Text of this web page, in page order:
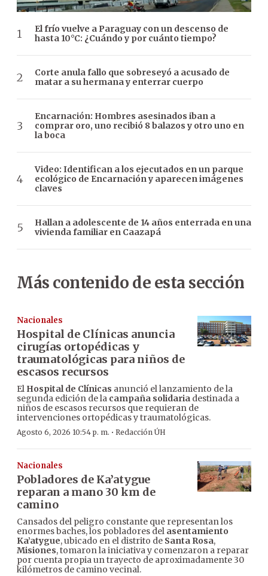
El frío vuelve a Paraguay con un descenso de
hasta 10°C: ¿Cuándo y por cuánto tiempo?
Corte anula fallo que sobreseyó a acusado de
matar a su hermana y enterrar cuerpo
Encarnación: Hombres asesinados iban a
comprar oro, uno recibió 8 balazos y otro uno en
la boca
Video: Identifican a los ejecutados en un parque
ecológico de Encarnación y aparecen imágenes
claves
Hallan a adolescente de 14 años enterrada en una
vivienda familiar en Caazapá
Más contenido de esta sección
Nacionales
Hospital de Clínicas anuncia
cirugías ortopédicas y
traumatológicas para niños de
escasos recursos
El Hospital de Clínicas anunció el lanzamiento de la
segunda edición de la campaña solidaria destinada a
niños de escasos recursos que requieran de
intervenciones ortopédicas y traumatológicas.
Agosto 6, 2026 10:54 p. m. · Redacción ÚH
Nacionales
Pobladores de Ka’atygue
reparan a mano 30 km de
camino
Cansados del peligro constante que representan los
enormes baches, los pobladores del asentamiento
Ka’atygue, ubicado en el distrito de Santa Rosa,
Misiones, tomaron la iniciativa y comenzaron a reparar
por cuenta propia un trayecto de aproximadamente 30
kilómetros de camino vecinal.